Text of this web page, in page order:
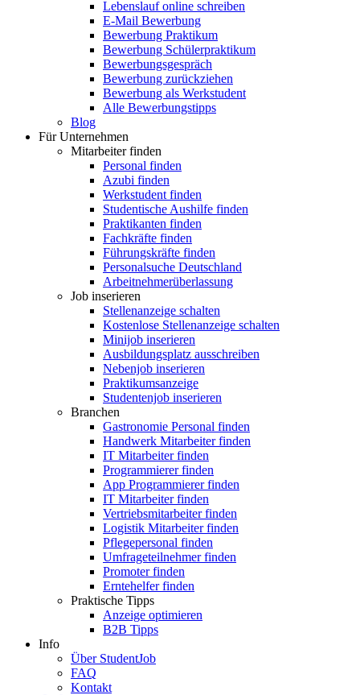
Lebenslauf online schreiben
E-Mail Bewerbung
Bewerbung Praktikum
Bewerbung Schülerpraktikum
Bewerbungsgespräch
Bewerbung zurückziehen
Bewerbung als Werkstudent
Alle Bewerbungstipps
Blog
Für Unternehmen
Mitarbeiter finden
Personal finden
Azubi finden
Werkstudent finden
Studentische Aushilfe finden
Praktikanten finden
Fachkräfte finden
Führungskräfte finden
Personalsuche Deutschland
Arbeitnehmerüberlassung
Job inserieren
Stellenanzeige schalten
Kostenlose Stellenanzeige schalten
Minijob inserieren
Ausbildungsplatz ausschreiben
Nebenjob inserieren
Praktikumsanzeige
Studentenjob inserieren
Branchen
Gastronomie Personal finden
Handwerk Mitarbeiter finden
IT Mitarbeiter finden
Programmierer finden
App Programmierer finden
IT Mitarbeiter finden
Vertriebsmitarbeiter finden
Logistik Mitarbeiter finden
Pflegepersonal finden
Umfrageteilnehmer finden
Promoter finden
Erntehelfer finden
Praktische Tipps
Anzeige optimieren
B2B Tipps
Info
Über StudentJob
FAQ
Kontakt